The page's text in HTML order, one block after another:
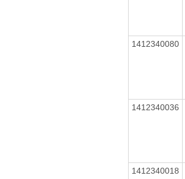
1412340080
1412340036
1412340018